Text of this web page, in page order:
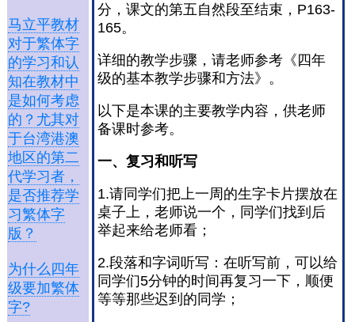
马立平教材
对于繁体字
的学习和认
知在教材中
是如何考虑
的？尤其对
于台湾港澳
地区的第二
代学习者，
是否推荐学
习繁体字
版？
为什么四年
级要加繁体
字?
分，课文的第五自然段至结束，P163-
165。
详细的教学步骤，请老师参考《四年
级的基本教学步骤和方法》。
以下是本课的主要教学内容，供老师
备课时参考。
一、复习和听写
1.请同学们把上一周的生字卡片摆放在
桌子上，老师说一个，同学们找到后
举起来给老师看；
2.段落和字词听写：在听写前，可以给
同学们5分钟的时间再复习一下，顺便
等等那些迟到的同学；